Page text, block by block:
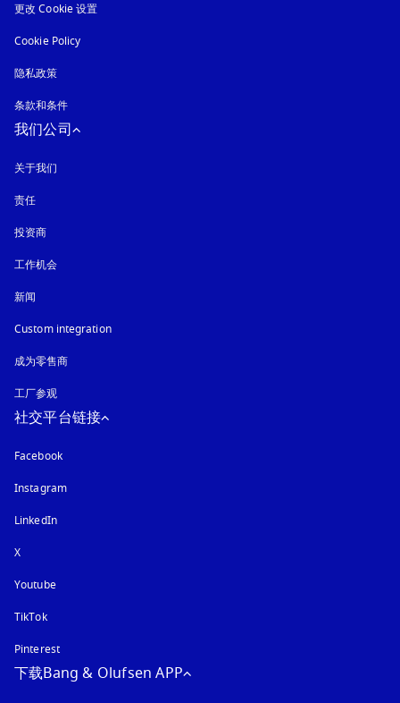
更改 Cookie 设置
Cookie Policy
隐私政策
条款和条件
我们公司
关于我们
责任
投资商
工作机会
新闻
Custom integration
成为零售商
工厂参观
社交平台链接
Facebook
Instagram在新选项卡中打开
LinkedIn
X
Youtube在新选项卡中打开
TikTok
Pinterest
下载Bang & Olufsen APP